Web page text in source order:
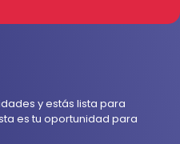
y estás lista para
es tu oportunidad para